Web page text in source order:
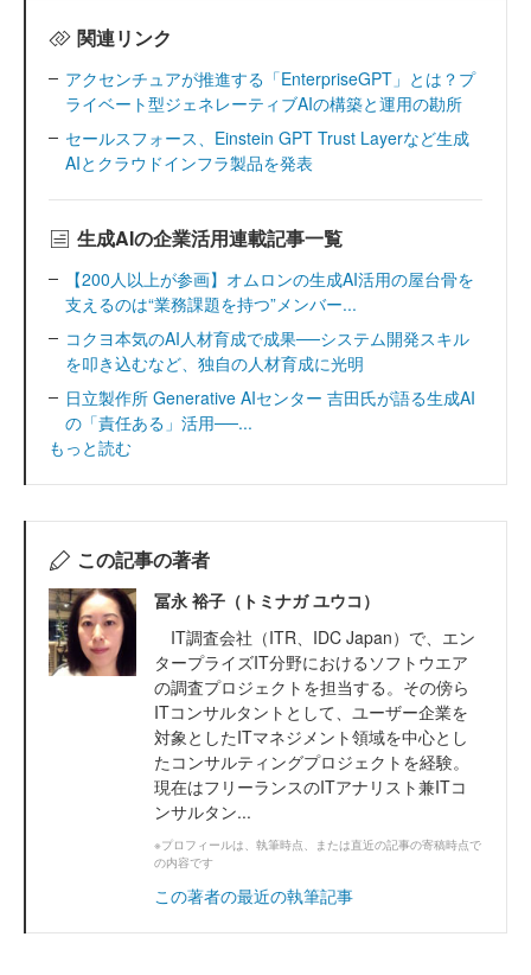
関連リンク
アクセンチュアが推進する「EnterpriseGPT」とは？プ
ライベート型ジェネレーティブAIの構築と運用の勘所
セールスフォース、Einstein GPT Trust Layerなど生成
AIとクラウドインフラ製品を発表
生成AIの企業活用連載記事一覧
【200人以上が参画】オムロンの生成AI活用の屋台骨を
支えるのは“業務課題を持つ”メンバー...
コクヨ本気のAI人材育成で成果──システム開発スキル
を叩き込むなど、独自の人材育成に光明
日立製作所 Generative AIセンター 吉田氏が語る生成AI
の「責任ある」活用──...
もっと読む
この記事の著者
冨永 裕子（トミナガ ユウコ）
IT調査会社（ITR、IDC Japan）で、エン
タープライズIT分野におけるソフトウエア
の調査プロジェクトを担当する。その傍ら
ITコンサルタントとして、ユーザー企業を
対象としたITマネジメント領域を中心とし
たコンサルティングプロジェクトを経験。
現在はフリーランスのITアナリスト兼ITコ
ンサルタン...
※プロフィールは、執筆時点、または直近の記事の寄稿時点で
の内容です
この著者の最近の執筆記事